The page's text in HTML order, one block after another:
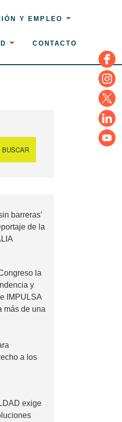
Y EMPLEO
CONTACTO
BUSCAR
barreras’
de la
la
y
IMPULSA
más de una
a los
exige